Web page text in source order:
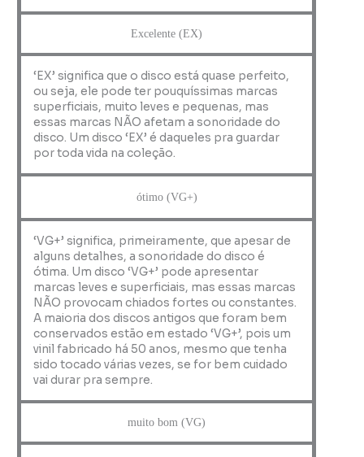
Excelente (EX)
‘EX’ significa que o disco está quase perfeito,
ou seja, ele pode ter pouquíssimas marcas
superficiais, muito leves e pequenas, mas
essas marcas NÃO afetam a sonoridade do
disco. Um disco ‘EX’ é daqueles pra guardar
por toda vida na coleção.
ótimo (VG+)
‘VG+’ significa, primeiramente, que apesar de
alguns detalhes, a sonoridade do disco é
ótima. Um disco ‘VG+’ pode apresentar
marcas leves e superficiais, mas essas marcas
NÃO provocam chiados fortes ou constantes.
A maioria dos discos antigos que foram bem
conservados estão em estado ‘VG+’, pois um
vinil fabricado há 50 anos, mesmo que tenha
sido tocado várias vezes, se for bem cuidado
vai durar pra sempre.
muito bom (VG)